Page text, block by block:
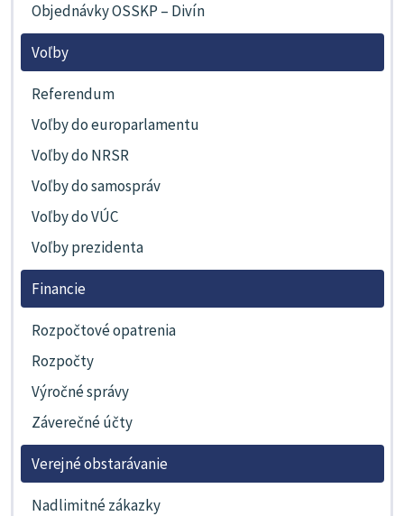
Objednávky OSSKP – Divín
Voľby
Referendum
Voľby do europarlamentu
Voľby do NRSR
Voľby do samospráv
Voľby do VÚC
Voľby prezidenta
Financie
Rozpočtové opatrenia
Rozpočty
Výročné správy
Záverečné účty
Verejné obstarávanie
Nadlimitné zákazky